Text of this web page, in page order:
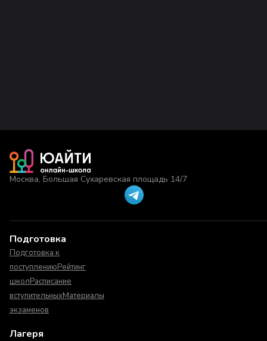
Москва, Большая Сухаревская площадь 14/7
Подготовка
Подготовка к
поступлениюРейтинг
школРасписание
вступительныхМатериалы
экзаменов
Лагеря